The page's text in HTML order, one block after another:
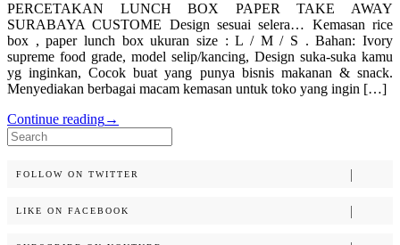
PERCETAKAN LUNCH BOX PAPER TAKE AWAY
SURABAYA CUSTOME Design sesuai selera… Kemasan rice
box , paper lunch box ukuran size : L / M / S . Bahan: Ivory
supreme food grade, model selip/kancing, Design suka-suka kamu
yg inginkan, Cocok buat yang punya bisnis makanan & snack.
Menyediakan berbagai macam kemasan untuk toko yang ingin […]
Continue reading→
Search
for:
FOLLOW ON TWITTER
LIKE ON FACEBOOK